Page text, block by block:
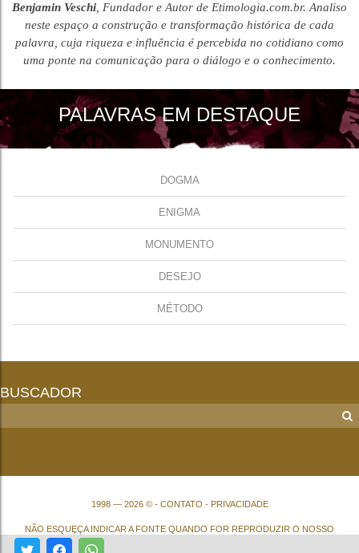
Benjamin Veschi , Fundador e Autor de Etimologia.com.br. Analiso
neste espaço a construção e transformação histórica de cada
palavra, cuja riqueza e influência é percebida no cotidiano como
uma ponte na comunicação para o diálogo e o conhecimento.
PALAVRAS EM DESTAQUE
DOGMA
ENIGMA
MONUMENTO
DESEJO
MÉTODO
BUSCADOR
1998 — 2026 © - CONTATO - PRIVACIDADE
NÃO ESQUEÇA INDICAR A FONTE QUANDO FOR REPRODUZIR O NOSSO
CONTEÚDO. SAIBA RESPEITAR O NOSSO TRABALHO, OBRIGADO.